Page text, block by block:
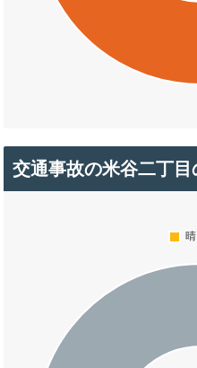
交通事故の米谷二丁目